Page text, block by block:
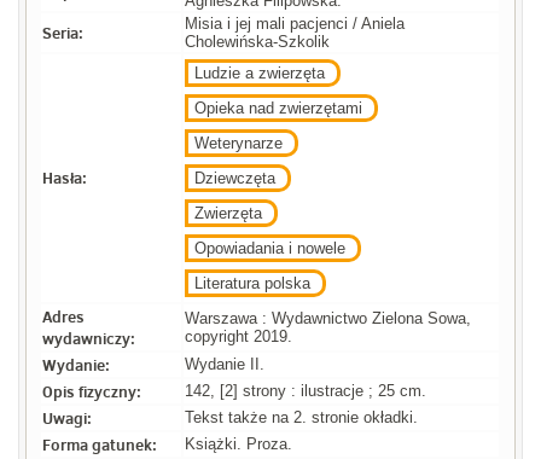
Seria:
Misia i jej mali pacjenci / Aniela
Cholewińska-Szkolik
Hasła:
Ludzie a zwierzęta
Opieka nad zwierzętami
Weterynarze
Dziewczęta
Zwierzęta
Opowiadania i nowele
Literatura polska
Adres
wydawniczy:
Warszawa : Wydawnictwo Zielona Sowa,
copyright 2019.
Wydanie: Wydanie II.
Opis fizyczny: 142, [2] strony : ilustracje ; 25 cm.
Uwagi: Tekst także na 2. stronie okładki.
Forma gatunek: Książki. Proza.